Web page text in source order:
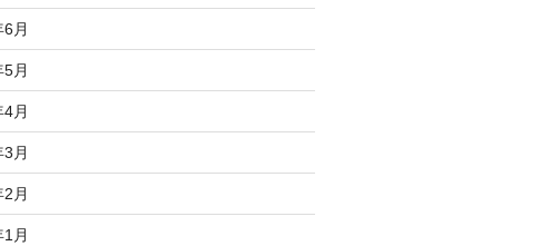
月
月
月
月
月
月